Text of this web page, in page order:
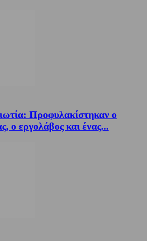
Προφυλακίστηκαν ο
ο εργολάβος και ένας...